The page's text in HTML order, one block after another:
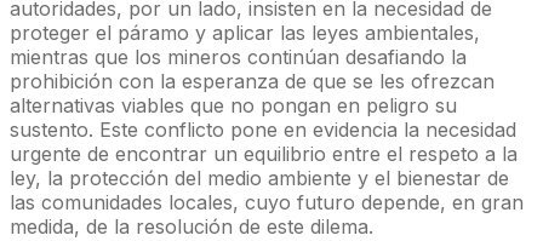
autoridades, por un lado, insisten en la necesidad de
proteger el páramo y aplicar las leyes ambientales,
mientras que los mineros continúan desafiando la
prohibición con la esperanza de que se les ofrezcan
alternativas viables que no pongan en peligro su
sustento. Este conflicto pone en evidencia la necesidad
urgente de encontrar un equilibrio entre el respeto a la
ley, la protección del medio ambiente y el bienestar de
las comunidades locales, cuyo futuro depende, en gran
medida, de la resolución de este dilema.